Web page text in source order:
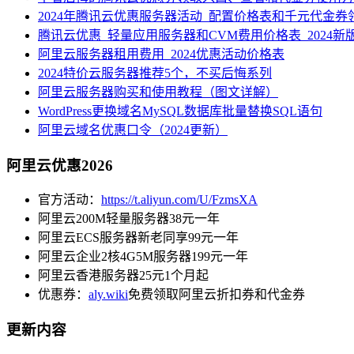
2024年腾讯云优惠服务器活动_配置价格表和千元代金券
腾讯云优惠_轻量应用服务器和CVM费用价格表_2024新
阿里云服务器租用费用_2024优惠活动价格表
2024特价云服务器推荐5个，不买后悔系列
阿里云服务器购买和使用教程（图文详解）
WordPress更换域名MySQL数据库批量替换SQL语句
阿里云域名优惠口令（2024更新）
阿里云优惠2026
官方活动： https://t.aliyun.com/U/FzmsXA
阿里云200M轻量服务器38元一年
阿里云ECS服务器新老同享99元一年
阿里云企业2核4G5M服务器199元一年
阿里云香港服务器25元1个月起
优惠券： aly.wiki免费领取阿里云折扣券和代金券
更新内容